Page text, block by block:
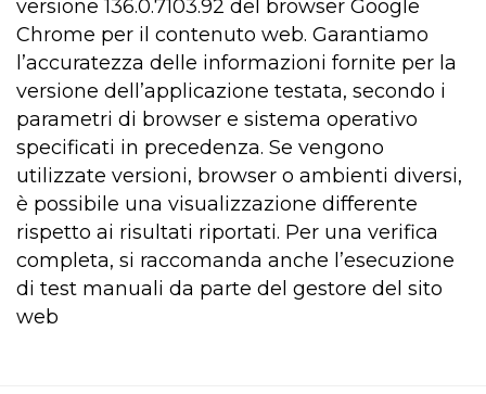
versione 136.0.7103.92 del browser Google
Chrome per il contenuto web. Garantiamo
l’accuratezza delle informazioni fornite per la
versione dell’applicazione testata, secondo i
parametri di browser e sistema operativo
specificati in precedenza. Se vengono
utilizzate versioni, browser o ambienti diversi,
è possibile una visualizzazione differente
rispetto ai risultati riportati. Per una verifica
completa, si raccomanda anche l’esecuzione
di test manuali da parte del gestore del sito
web